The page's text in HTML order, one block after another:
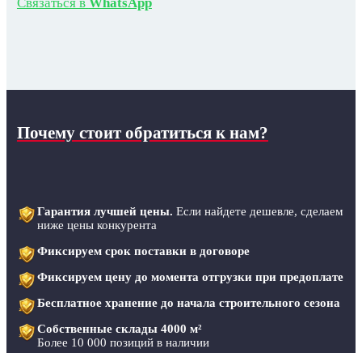
Связаться в WhatsApp
Почему стоит обратиться к нам?
Гарантия лучшей цены. Если найдете дешевле, сделаем
ниже цены конкурента
Фиксируем срок поставки в договоре
Фиксируем цену до момента отгрузки при предоплате
Бесплатное хранение до начала строительного сезона
Собственные склады 4000 м²
Более 10 000 позиций в наличии